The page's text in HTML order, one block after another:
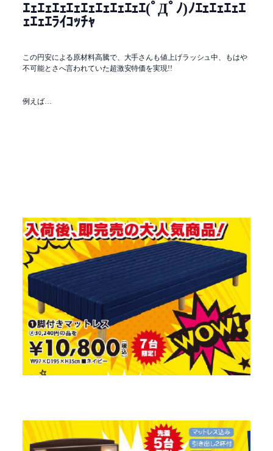
ｴｪｴｪｴｪｴｪｴｪｴｪｴｪｴｪｴ(ﾟДﾟﾉ)ﾉｴｪｴｪｴｪｴ
ｪｴｪｴﾗｲｺｯﾁｬ
この円安による原材料高騰で、大手さんも値上げラッシュ中、もはや
不可能とさへ言われていた超激安特価を実現!!
例えば…